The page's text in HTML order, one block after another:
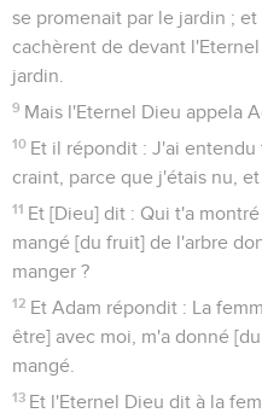
se promenait par le jardin ;
cachèrent de devant
jardin.
9 Mais l'Eternel Dieu appela
10 Et il répondit : J'ai
craint, parce que j'étais nu,
11 Et [Dieu] dit : Qui t'a
mangé [du fruit] de l'arbre
manger ?
12 Et Adam répondit : La
être] avec moi, m'a donné
mangé.
13 Et l'Eternel Dieu dit à la